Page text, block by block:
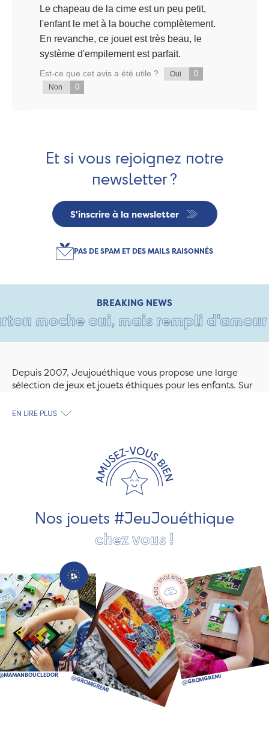
Le chapeau de la cime est un peu petit,
l'enfant le met à la bouche complètement.
En revanche, ce jouet est très beau, le
système d'empilement est parfait.
Est-ce que cet avis a été utile ? Oui 0
Non 0
Et si vous rejoignez notre
newsletter ?
S'inscrire à la newsletter
PAS DE SPAM ET DES MAILS RAISONNÉS
BREAKING NEWS
moche oui, mais rempli d'amour •
Depuis 2007, Jeujouéthique vous propose une large
sélection de jeux et jouets éthiques pour les enfants. Sur
découvrez le plus grand choix de jouets en bois
les jeux et jouets en bois de qualité et engagés dans le
développement durable. Ils nous fabriquent des jouets
pour les jeunes enfants, des jeux d'éveil, des jeux de
société, des jouets d'imitation, des jeux de plein air, ... et
EN LIRE PLUS
Nos jouets #JeuJouéthique
chez vous !